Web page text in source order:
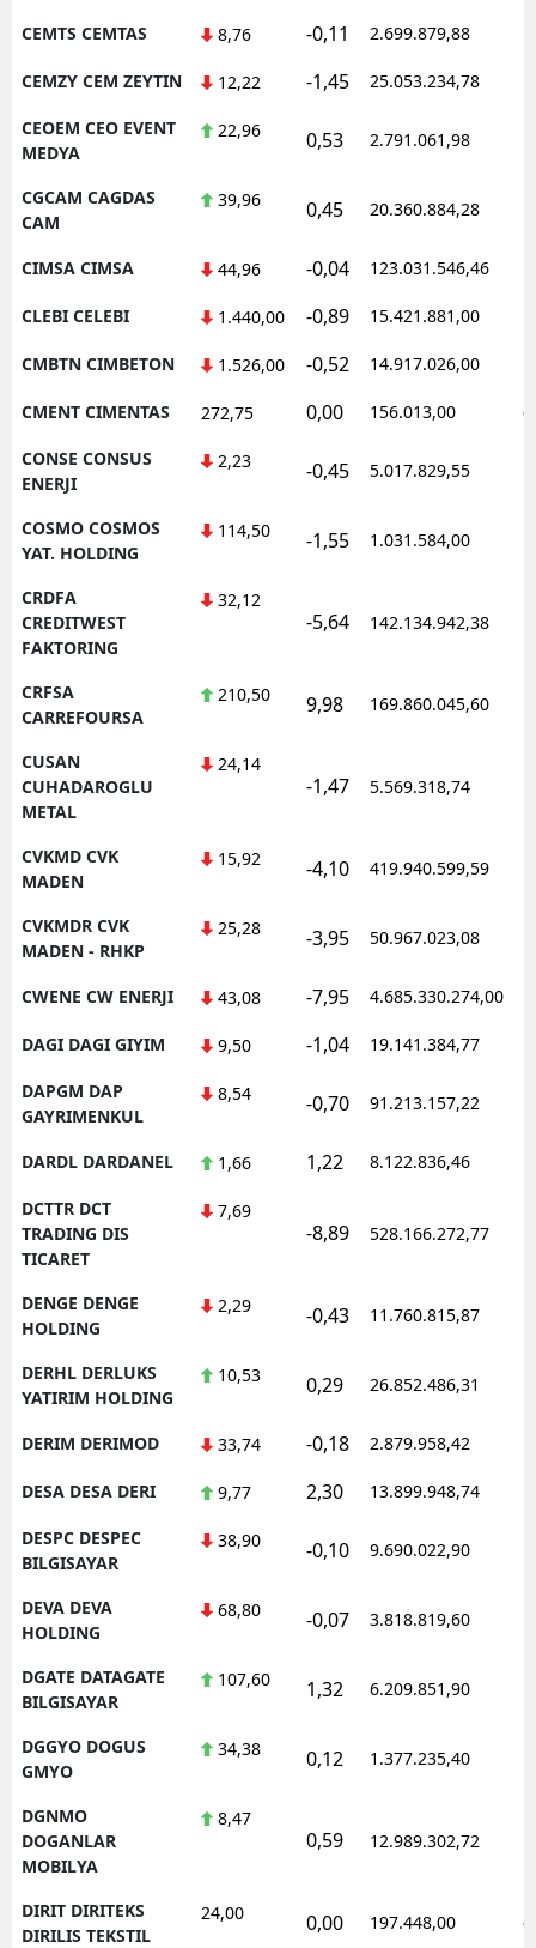
CEMTS CEMTAS 8,76 -0,11 2.699.879,88
CEMZY CEM ZEYTIN 12,22 -1,45 25.053.234,78
CEOEM CEO EVENT
MEDYA
22,96 0,53 2.791.061,98
CGCAM CAGDAS
CAM
39,96 0,45 20.360.884,28
CIMSA CIMSA 44,96 -0,04 123.031.546,46
CLEBI CELEBI 1.440,00 -0,89 15.421.881,00
CMBTN CIMBETON 1.526,00 -0,52 14.917.026,00
CMENT CIMENTAS 272,75 0,00 156.013,00
CONSE CONSUS
ENERJI
2,23 -0,45 5.017.829,55
COSMO COSMOS
YAT. HOLDING
114,50 -1,55 1.031.584,00
CRDFA
CREDITWEST
FAKTORING
32,12
-5,64 142.134.942,38
CRFSA
CARREFOURSA
210,50 9,98 169.860.045,60
CUSAN
CUHADAROGLU
METAL
24,14
-1,47 5.569.318,74
CVKMD CVK
MADEN
15,92 -4,10 419.940.599,59
CVKMDR CVK
MADEN - RHKP
25,28 -3,95 50.967.023,08
CWENE CW ENERJI 43,08 -7,95 4.685.330.274,00
DAGI DAGI GIYIM 9,50 -1,04 19.141.384,77
DAPGM DAP
GAYRIMENKUL
8,54 -0,70 91.213.157,22
DARDL DARDANEL 1,66 1,22 8.122.836,46
DCTTR DCT
TRADING DIS
TICARET
7,69
-8,89 528.166.272,77
DENGE DENGE
HOLDING
2,29 -0,43 11.760.815,87
DERHL DERLUKS
YATIRIM HOLDING
10,53 0,29 26.852.486,31
DERIM DERIMOD 33,74 -0,18 2.879.958,42
DESA DESA DERI 9,77 2,30 13.899.948,74
DESPC DESPEC
BILGISAYAR
38,90 -0,10 9.690.022,90
DEVA DEVA
HOLDING
68,80 -0,07 3.818.819,60
DGATE DATAGATE
BILGISAYAR
107,60 1,32 6.209.851,90
DGGYO DOGUS
GMYO
34,38 0,12 1.377.235,40
DGNMO
DOGANLAR
MOBILYA
8,47
0,59 12.989.302,72
DIRIT DIRITEKS
DIRILIS TEKSTIL
24,00 0,00 197.448,00